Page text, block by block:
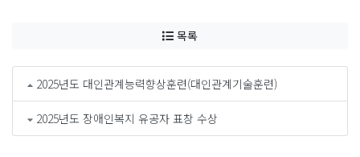
목록
2025년도 대인관계능력향상훈련(대인관계기술훈련)
2025년도 장애인복지 유공자 표창 수상